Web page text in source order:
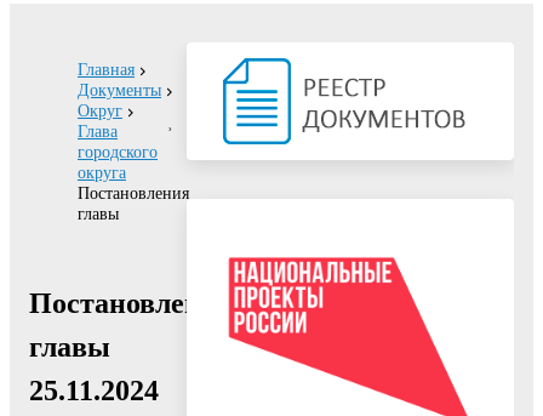
Главная
Документы
Округ
Глава
городского
округа
Постановления
главы
Постановление
главы
25.11.2024